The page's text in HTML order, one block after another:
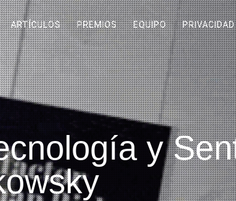
ARTÍCULOS PREMIOS EQUIPO PRIVACIDAD
y